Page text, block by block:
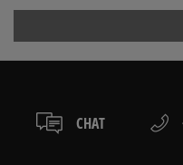
Dostupné spôsoby
kuriér,
packeta
osobné prevzatie v
Dostupné spôsoby
CHAT